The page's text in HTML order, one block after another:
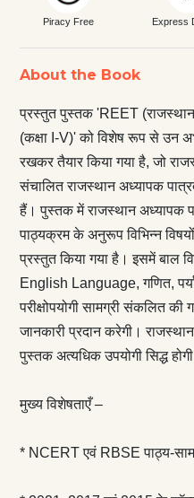
Piracy Free Express
About the Book
प्रस्तुत पुस्तक 'REET (राजस्थान
(कक्षा I-V)' को विशेष रूप से उन
रखकर तैयार किया गया है, जो
संचालित राजस्थान अध्यापक
हैं। पुस्तक में राजस्थान अध्यापक
पाठ्यक्रम के अनुरूप विभिन्न
प्रस्तुत किया गया है। इसमें बाल
English Language, गणित,
परीक्षोपयोगी सामग्री संकलित की
जानकारी प्रदान करेगी।
पुस्तक अत्यधिक उपयोगी सिद्ध
मुख्य विशेषताएँ –
* NCERT एवं RBSE पाठ्य-